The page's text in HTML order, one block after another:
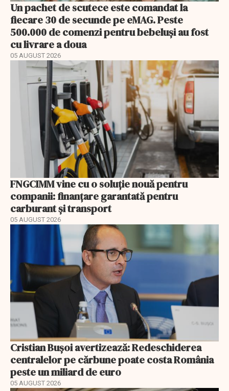
Un pachet de scutece este comandat la
fiecare 30 de secunde pe eMAG. Peste
500.000 de comenzi pentru bebeluși au fost
cu livrare a doua
05 AUGUST 2026
FNGCIMM vine cu o soluție nouă pentru
companii: finanțare garantată pentru
carburant și transport
05 AUGUST 2026
Cristian Bușoi avertizează: Redeschiderea
centralelor pe cărbune poate costa România
peste un miliard de euro
05 AUGUST 2026